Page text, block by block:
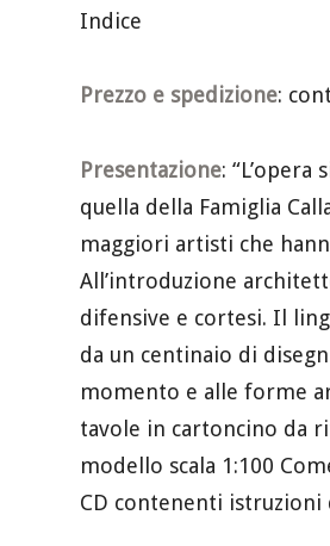
Indice
Prezzo e spedizione:
Presentazione:
quella della Famiglia
maggiori artisti che
All’introduzione
difensive e cortesi. Il
da un centinaio di
momento e alle forme
tavole in cartoncino da
modello scala 1:100
CD contenenti istruzioni